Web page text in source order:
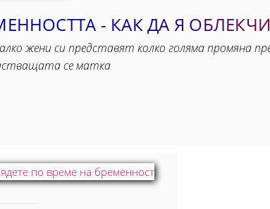
- КАК ДА Я
жени си представят колко голяма промяна
се матка